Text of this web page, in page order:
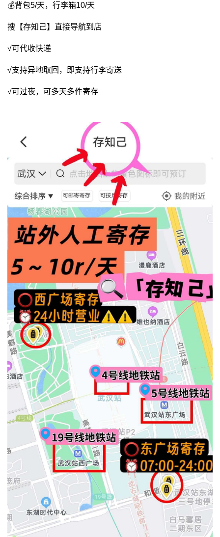
💰背包5/天，行李箱10/天
搜【存知己】直接导航到店
√可代收快递
√支持异地取回，即支持行李寄送
√可过夜，可多天多件寄存